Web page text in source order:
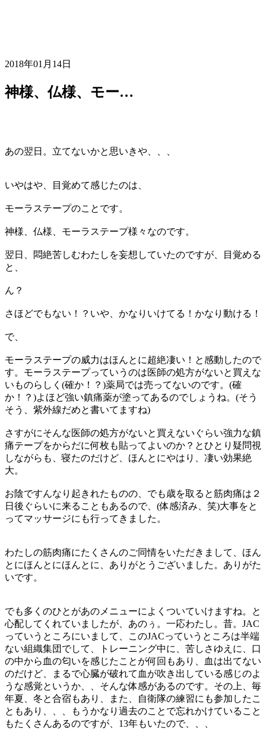
2018年01月14日
神様、仏様、モー…
あの翌日。立てないかと思いきや、、、
いやはや、目覚めて感じたのは、
モーラステープのことです。
神様、仏様、モーラステープ様々なのです。
翌日、悶絶苦しむわたしを妄想していたのですが、目覚める
と、
ん？
さほどでもない！？いや、かなりいけてる！かなり動ける！
で、
モーラステープの威力はほんとに超絶凄い！と感動したので
す。モーラステープっていうのは医師の処方がないと買えな
いものらしく(確か！？)薬局では売ってないのです。(確
か！？)よほど強い鎮痛薬が塗ってあるのでしょうね。(そう
そう、紫外線だめと書いてますね)
さすがにそんな医師の処方がないと買えないぐらい強力な鎮
痛テープをからだに何枚も貼ってよいのか？とひとり疑問視
しながらも、寝たのだけど、ほんとにやはり、凄い効果絶
大。
お陰ですんなり起きれたものの、でも歳を取ると筋肉痛は２
日後ぐらいに来ることもあるので、(体感済み、笑)大事をと
ってマッサージにも行ってきました。
わたしの筋肉痛にたくさんのご同情をいただきまして、ほん
とにほんとにほんとに、ありがとうございました。ありがた
いです。
でも多くのひとがあのメニューによくついていけますね。と
心配してくれていましたが、あのぅ。一応わたし。昔。JAC
っていうところにいまして、このJACっていうところは半端
ない組織集団でして、トレーニング中に、苦しさゆえに、口
の中から血の匂いを感じたことが何回もあり、血は出てない
のだけど、まるで心臓が破れて血が吹き出している感じのよ
うな感覚というか、、そんな体感があるのです。その上、毎
年夏、冬と合宿もあり、また、自衛隊の練習にも参加したこ
ともあり、、、もうかなり過去のことで忘れかけていること
もたくさんあるのですが、13年もいたので、、、